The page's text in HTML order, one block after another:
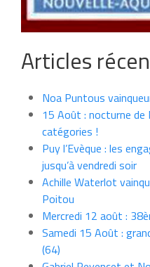
Articles
Noa Puntous
15 Août : nocturne
catégories !
Puy l’Evèque : les
jusqu’à vendredi soir
Achille Waterlot
Poitou
Mercredi 12 août :
Samedi 15 Août :
(64)